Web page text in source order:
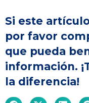
Si este
por favor
que pueda
información.
la diferencia!